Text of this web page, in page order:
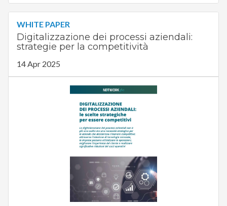
WHITE PAPER
Digitalizzazione dei processi aziendali:
strategie per la competitività
14 Apr 2025